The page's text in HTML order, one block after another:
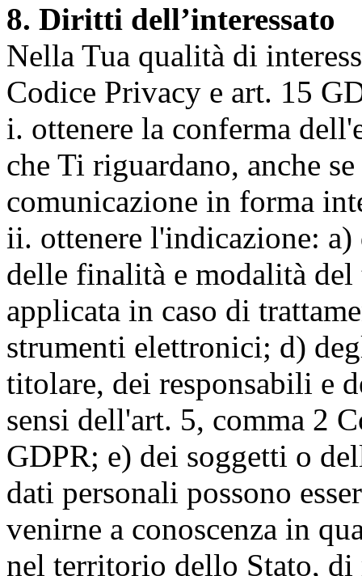
8. Diritti dell’interessato
Nella Tua qualità di
Codice Privacy e art. 15
i. ottenere la conferma
che Ti riguardano, anche
comunicazione in forma
ii. ottenere l'indicazione:
delle finalità e modalità
applicata in caso di
strumenti elettronici; d)
titolare, dei responsabili e
sensi dell'art. 5, comma 2
GDPR; e) dei soggetti o
dati personali possono
venirne a conoscenza in
nel territorio dello Stato,